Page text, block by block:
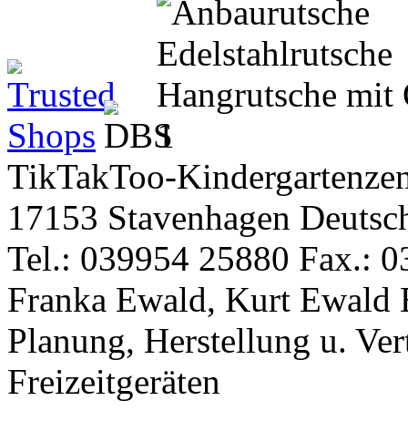
TikTakToo-
17153 Stavenhagen
Tel.: 039954 25880 Fax.:
Franka Ewald, Kurt Ewald
Planung, Herstellung u.
Freizeitgeräten